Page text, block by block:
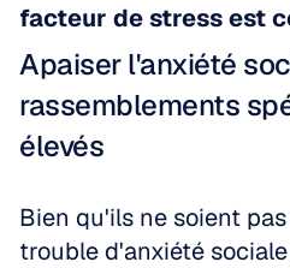
facteur de stress est
Apaiser l'anxiété
rassemblements
élevés
Bien qu'ils ne soient
trouble d'anxiété